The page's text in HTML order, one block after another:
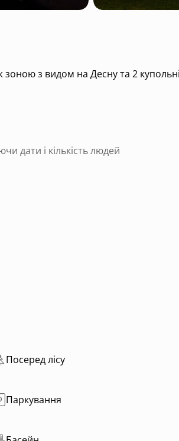
зоною з видом на Десну та 2
два кальяни, дартс, настільний
та бронюйте.
та тепло від каміна буде
дати і кількість людей
Посеред лісу
Паркування